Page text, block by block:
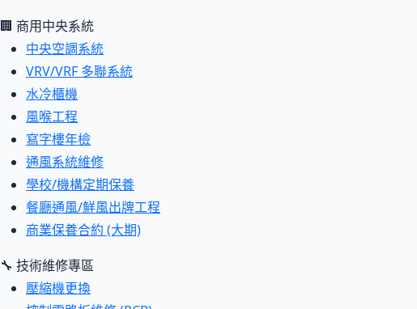
🏢 商用中央系統
中央空調系統
VRV/VRF 多聯系統
水冷櫃機
風喉工程
寫字樓年檢
通風系統維修
學校/機構定期保養
餐廳通風/鮮風出牌工程
商業保養合約 (大期)
🔧 技術維修專區
壓縮機更換